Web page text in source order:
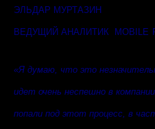
ЭЛЬДАР МУРТАЗИН
ВЕДУЩИЙ АНАЛИТИК MOBILE
«Я думаю, что это
идет очень неспешно в компании
попали под этот процесс, в